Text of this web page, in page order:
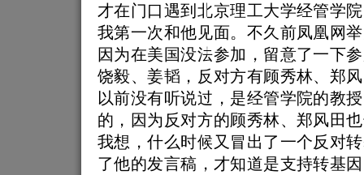
才在门口遇到北京理工大学经管学
我第一次和他见面。不久前凤凰网
因为在美国没法参加，留意了一下
饶毅、姜韬，反对方有顾秀林、郑
以前没有听说过，是经管学院的教
的，因为反对方的顾秀林、郑风田
我想，什么时候又冒出了一个反对
了他的发言稿，才知道是支持转基